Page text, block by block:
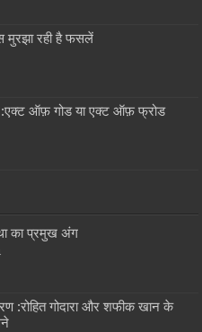
मुरझा रही है फसलें
:एक्ट ऑफ़ गोड या एक्ट ऑफ़ फ्रोड
का प्रमुख अंग
:रोहित गोदारा और शफीक खान के